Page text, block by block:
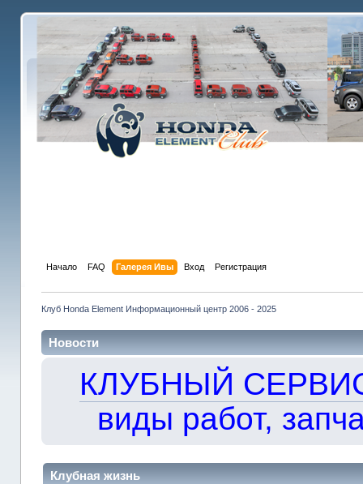
Начало FAQ Галерея Ивы Вход Регистрация
Клуб Honda Element Информационный центр 2006 - 2025
Новости
КЛУБНЫЙ
виды работ,
Клубная жизнь